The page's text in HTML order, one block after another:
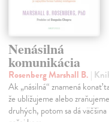
Nenásilná
komunikácia
Rosenberg Marshall B. |
Ak „násilná“ znamená konať
že ubližujeme alebo zraňujeme
druhých, potom sa dá väčšina